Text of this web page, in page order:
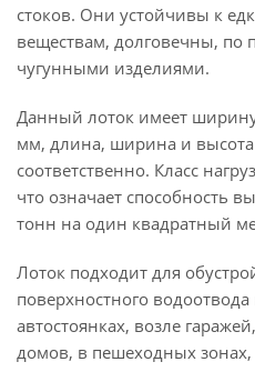
стоков. Они устойчивы к
веществам, долговечны, по
чугунными изделиями.
Данный лоток имеет
мм, длина, ширина и
соответственно. Класс
что означает способность
тонн на один квадратный
Лоток подходит для
поверхностного
автостоянках, возле
домов, в пешеходных зонах,